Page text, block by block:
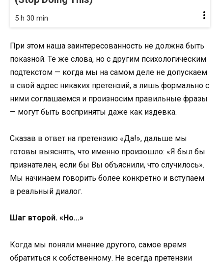
5 h 30 min
При этом наша заинтересованность не должна быть
показной. Те же слова, но с другим психологическим
подтекстом — когда мы на самом деле не допускаем
в свой адрес никаких претензий, а лишь формально с
ними соглашаемся и произносим правильные фразы
— могут быть восприняты даже как издевка.
Сказав в ответ на претензию «Да!», дальше мы
готовы выяснять, что именно произошло: «Я был бы
признателен, если бы Вы объяснили, что случилось».
Мы начинаем говорить более конкретно и вступаем
в реальный диалог.
Шаг второй. «Но…»
Когда мы поняли мнение другого, самое время
обратиться к собственному. Не всегда претензии